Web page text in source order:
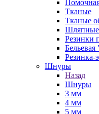
Тканые
Тканые
Шляпные
Резинки
Резинка-
Шнуры
Назад
Шнуры
3 мм
4 мм
5 мм